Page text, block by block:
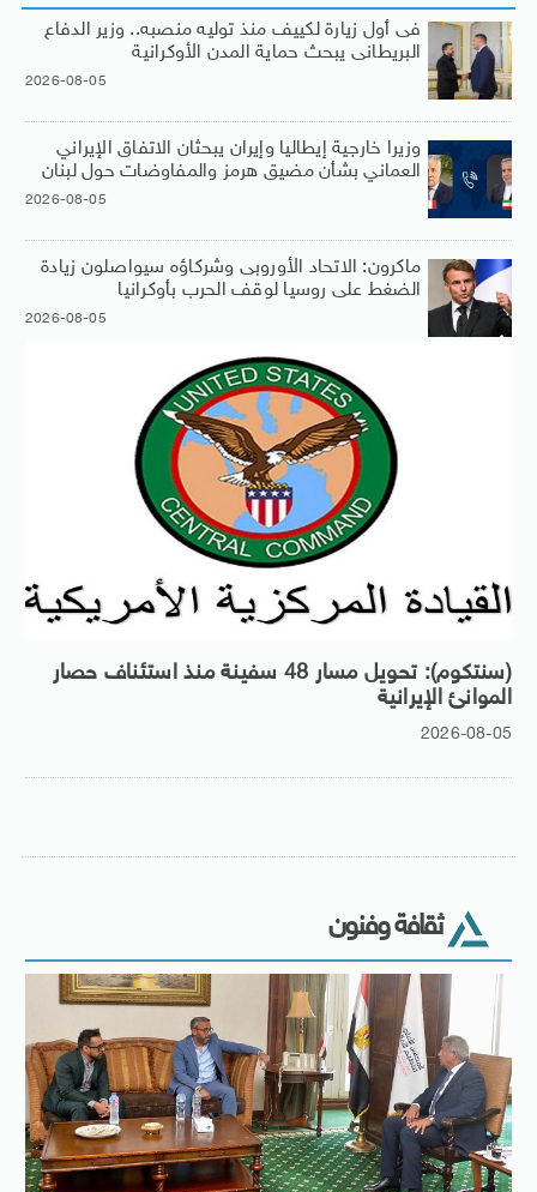
فى أول زيارة لكييف منذ توليه منصبه.. وزير الدفاع
البريطانى يبحث حماية المدن الأوكرانية
2026-08-05
وزيرا خارجية إيطاليا وإيران يبحثان الاتفاق الإيراني
العماني بشأن مضيق هرمز والمفاوضات حول لبنان
2026-08-05
ماكرون: الاتحاد الأوروبى وشركاؤه سيواصلون زيادة
الضغط على روسيا لوقف الحرب بأوكرانيا
2026-08-05
(سنتكوم): تحويل مسار 48 سفينة منذ استئناف حصار
الموانئ الإيرانية
2026-08-05
ثقافة وفنون